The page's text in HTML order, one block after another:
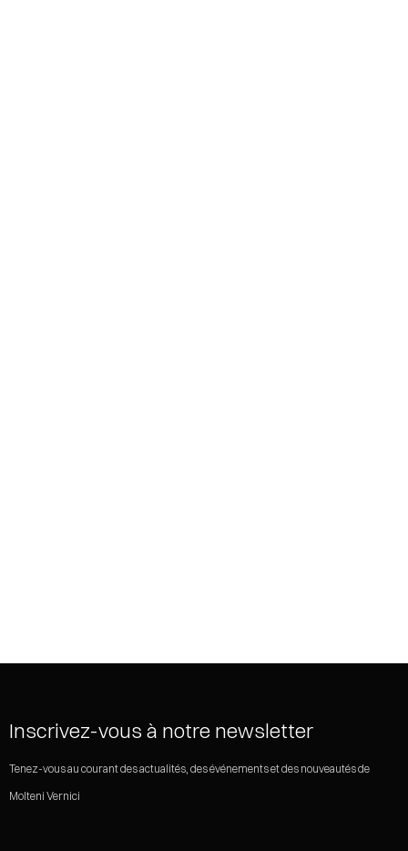
Inscrivez-vous à notre newsletter
Tenez-vous au courant des actualités, des événements et des nouveautés de
Molteni Vernici